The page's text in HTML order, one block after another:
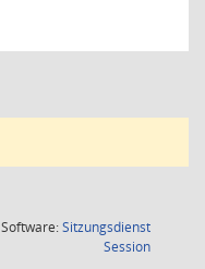
Software:Sitzungsdienst
Session(Wird in